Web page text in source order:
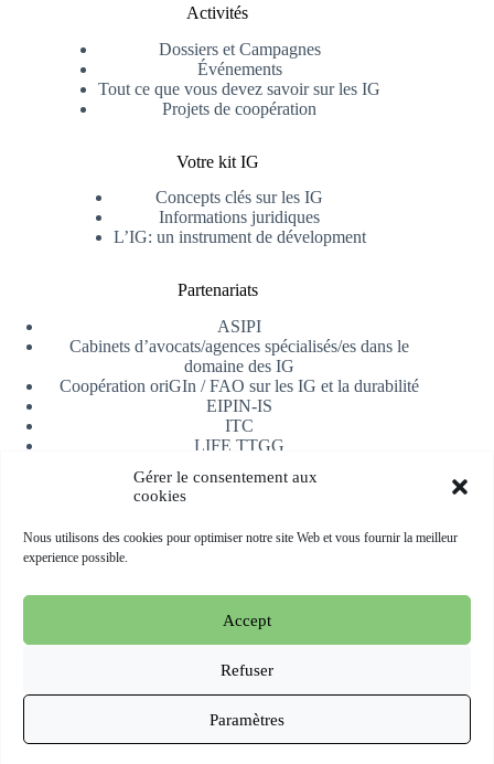
Gérer le consentement aux
cookies
Nous utilisons des cookies pour optimiser notre site Web et vous fournir la meilleur
experience possible.
Accept
Refuser
Paramètres
Activités
Dossiers et Campagnes
Événements
Tout ce que vous devez savoir sur les IG
Projets de coopération
Votre kit IG
Concepts clés sur les IG
Informations juridiques
L’IG: un instrument de dévelopment
Partenariats
ASIPI
Cabinets d’avocats/agences spécialisés/es dans le
domaine des IG
Coopération oriGIn / FAO sur les IG et la durabilité
EIPIN-IS
ITC
LIFE TTGG
AfrIPI
Recevoir notre newsletter
S'inscrire
Copyright © 2026 oriGIn | Organization for an International
Geographical Indications Network -Site web hébergé et géré